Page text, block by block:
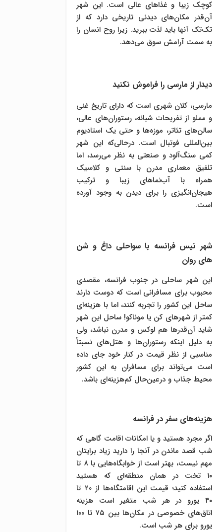
کوچک زیبا و غذاهای عالی است. این شهر
آن‌قدر مکان‌های دیدنی تاریخی دارد که از
تک‌تک آنها باید لذت ببرید. زیرا روح انسان را
به سمت آرامش سوق می‌دهد.
دیدار از مارسی را فراموش نکنید
مارسی، کلان شهری است که دارای تاریخ غنی
و مملو از تفریحات شبانه، رستوران‌های عالی،
سالن‌های تئاتر، موزه‌ها و حتی یک استادیوم
بین‌المللی فوتبال است. درحالی‌که این شهر
کمی سنگ‌آلود و صنعتی به نظر می‌رسد، اما
تلفیق معماری مدرن با سنتی و کلاسیک
همراه با آب‌نماهای زیبا و ترکیب
هیجان‌انگیزی را برای دیدن به وجود آورده
است.
شهر نیس فرانسه با سواحلی داغ و شن
های روان
این شهر ساحلی در جنوب فرانسه، مقصدی
محبوب برای مسافرانی است که دوست دارند
ساحل این کشور را تجربه کنند، اما با هزینه‌ای
کمتر از شهرهای کن یا موناکو! ساحل این شهر
شاید آن‌قدرها هم لوکس و مدرن نباشد، ولی
به دلیل اینکه رستوران‌ها و هتل‌های نسبتاً
مناسبی از نظر قیمت در کنار خود جای داده
است می‌تواند برای مسافران به این کشور
محیط جذاب و درعین‌حال کم‌هزینه‌ای باشد.
هزینه‌های سفر در فرانسه
اگر مجرد هستید و یا امکانات اقامت گاهی که
شب قصد ماندن در آنجا را دارید زیاد برایتان
مهم نیست، بهتر است از خوابگاه‌هایی با ۸ تا
۱۰ تخت در همان منطقه‌ای که هستید
استفاده کنید؛ قیمت این اقامتگاه‌ها از ۲۰ تا
۴۰ یورو در هر شب متغیر است هزینه
اتاق‌های خصوصی در مکان‌ها بین ۷۵ تا ۱۰۰
یورو برای هر شب است.